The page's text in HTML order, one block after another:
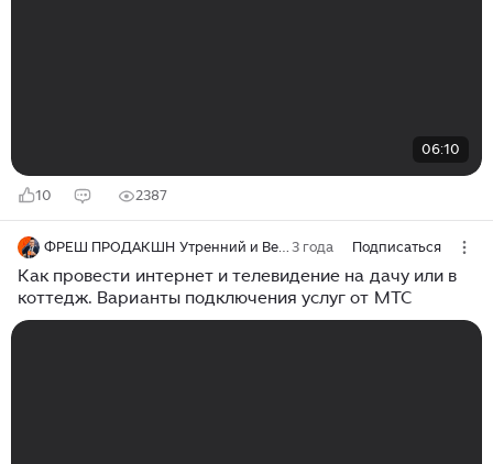
06:10
10 2387
ФРЕШ ПРОДАКШН Утренний и Вечерний фреш. Телешоу, ролики, сюжеты 3 года Подписаться
Как провести интернет и телевидение на дачу или в
коттедж. Варианты подключения услуг от МТС